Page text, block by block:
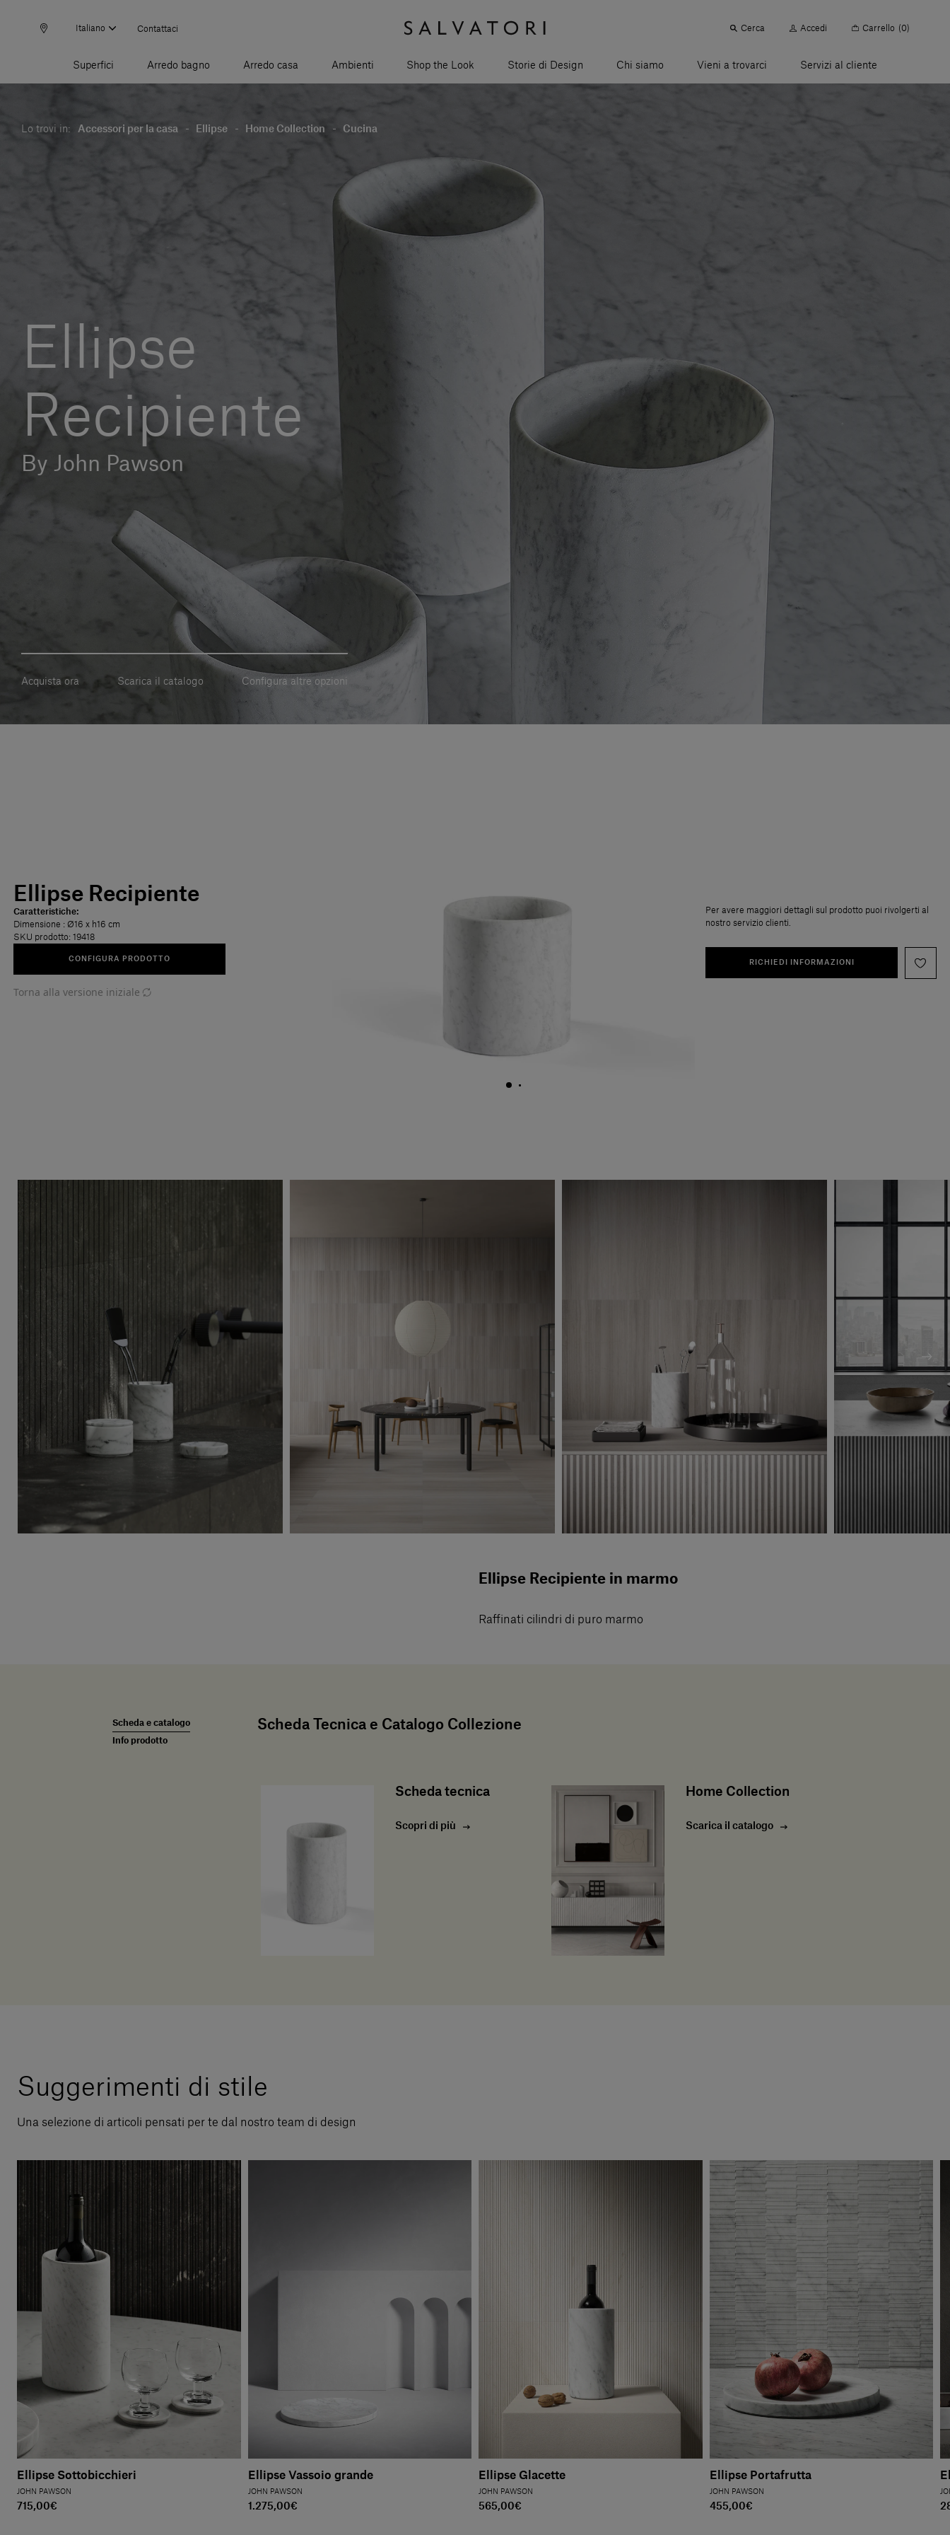
Italiano Contattaci Cerca Accedi Carrello (0)
Superfici Arredo bagno Arredo casa Ambienti Shop the Look Storie di Design Chi siamo Vieni a trovarci Servizi al cliente
Lo trovi in: Accessori per la casa - Ellipse - Home Collection - Cucina
Ellipse
Recipiente
By John Pawson
Acquista ora Scarica il catalogo Configura altre opzioni
Ellipse Recipiente
CONFIGURA PRODOTTO
Caratteristiche:
Dimensione : Ø16 x h16 cm
SKU prodotto: 19418
Torna alla versione iniziale
Per avere maggiori dettagli sul prodotto puoi rivolgerti al
nostro servizio clienti.
RICHIEDI INFORMAZIONI
Ellipse Recipiente in marmo
Raffinati cilindri di puro marmo
Scheda e catalogo
Info prodotto
Scheda Tecnica e Catalogo Collezione
Scheda tecnica
Scopri di più
Home Collection
Scarica il catalogo
Suggerimenti di stile
Una selezione di articoli pensati per te dal nostro team di design
Ellipse Sottobicchieri
JOHN PAWSON
715,00€
Ellipse Vassoio grande
JOHN PAWSON
1.275,00€
Ellipse Glacette
JOHN PAWSON
565,00€
Ellipse Portafrutta
JOHN PAWSON
455,00€